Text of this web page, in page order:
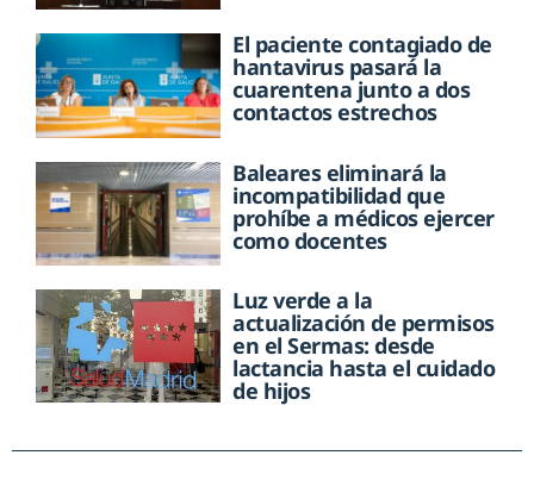
El paciente contagiado de
hantavirus pasará la
cuarentena junto a dos
contactos estrechos
Baleares eliminará la
incompatibilidad que
prohíbe a médicos ejercer
como docentes
Luz verde a la
actualización de permisos
en el Sermas: desde
lactancia hasta el cuidado
de hijos